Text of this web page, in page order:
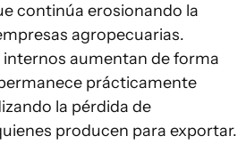
continúa erosionando la
agropecuarias.
aumentan de forma
prácticamente
la pérdida de
producen para exportar.